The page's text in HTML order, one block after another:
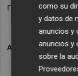
norma ISO
ARCHIVADO EN
como su
y datos de
anuncios y
anuncios y
sobre la